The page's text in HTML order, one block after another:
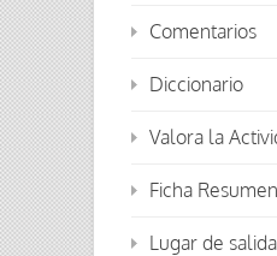
Comentarios
Diccionario
Valora la
Ficha Resumen
Lugar de salida